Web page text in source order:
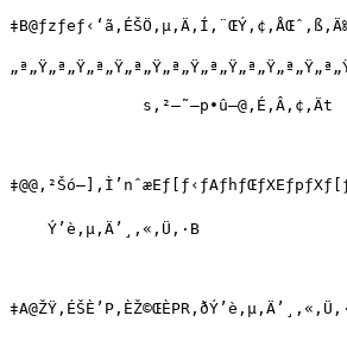
              s‚²—˜—p•û–@‚É‚Â‚¢‚Ät
    Ý’è‚µ‚Ä’¸‚«‚Ü‚·B